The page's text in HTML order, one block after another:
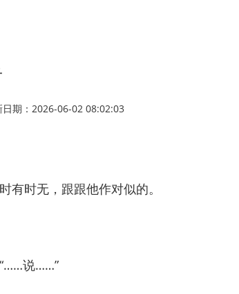
日期：2026-06-02 08:02:03
时无，跟跟他作对似的。
说……”